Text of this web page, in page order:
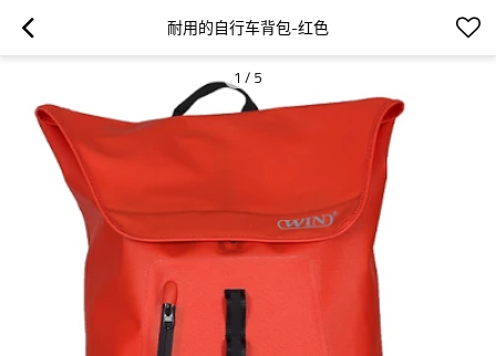
耐用的自行车背包-红色
1 / 5